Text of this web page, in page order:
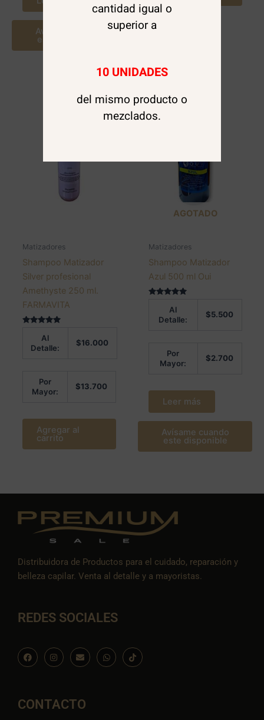
Avísame cuando
este disponible
Matizadores
Shampoo Matizador
Silver profesional
Amethyste 250 ml.
FARMAVITA
de 5
Al
Detalle:
$16.000
Por
Mayor:
$13.700
Agregar al
carrito
AGOTADO
Matizadores
Shampoo Matizador
Azul 500 ml Oui
de 5
Al
Detalle:
$5.500
Por
Mayor:
$2.700
Leer más
Avísame cuando
este disponible
Distribuidora de Productos para el cuidado, reparación y
belleza capilar. Venta al detalle y a mayoristas.
REDES SOCIALES
F
a
c
o
k
I
n
s
r
a
E
n
v
p
e
W
h
a
I
c
o
CONTACTO
cantidad igual o
superior a
10 UNIDADES
del mismo producto o
mezclados.